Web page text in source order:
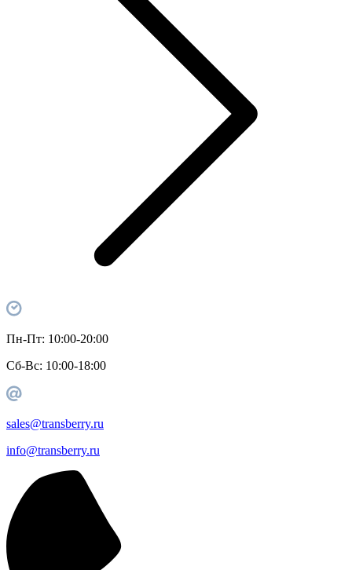
Пн-Пт: 10:00-20:00
Сб-Вс: 10:00-18:00
sales@transberry.ru
info@transberry.ru